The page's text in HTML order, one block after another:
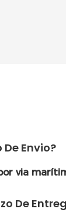
De Envio?
via
De